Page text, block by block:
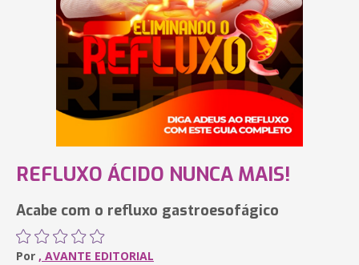
REFLUXO ÁCIDO NUNCA MAIS!
Acabe com o refluxo gastroesofágico
Por , AVANTE EDITORIAL